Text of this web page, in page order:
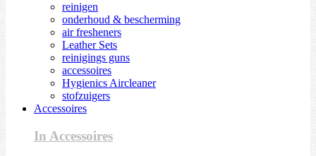
reinigen
onderhoud & bescherming
air fresheners
Leather Sets
reinigings guns
accessoires
Hygienics Aircleaner
stofzuigers
Accessoires
In Accessoires